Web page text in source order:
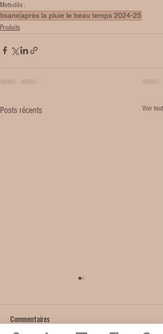
Mots-clés :
tisaneaprès la pluie le beau temps 2024-25
Produits
Posts récents Voir tout
Commentaires